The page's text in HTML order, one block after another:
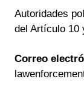
Autoridades
del Artículo 10
Correo